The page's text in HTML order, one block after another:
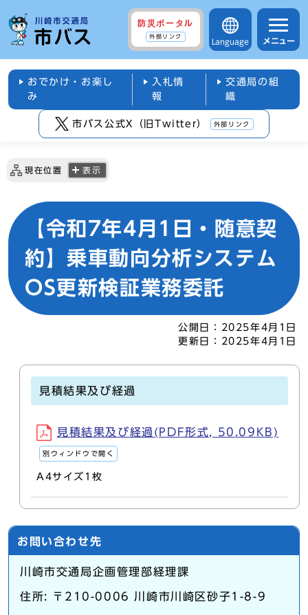
防災ポータル
外部リンク
Language メニュー
おでかけ・お楽し
み
入札情
報
交通局の組
織
市バス公式X（旧Twitter） 外部リンク
現在位置 表示
【令和7年4月1日・随意契
約】乗車動向分析システム
OS更新検証業務委託
公開日：
2025年4月1日
更新日：
2025年4月1日
見積結果及び経過
見積結果及び経過(PDF形式, 50.09KB)
別ウィンドウで開く
A4サイズ1枚
お問い合わせ先
川崎市交通局企画管理部経理課
住所: 〒210-0006 川崎市川崎区砂子1-8-9